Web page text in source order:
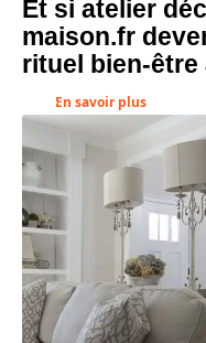
Habitat 1 août 2026
C’est quoi un
?
En savoir plus